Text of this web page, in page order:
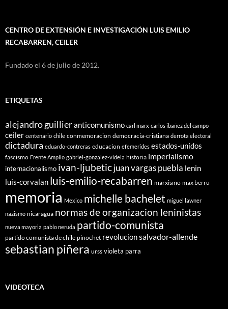
CENTRO DE EXTENSIÓN E INVESTIGACIÓN LUIS EMILIO
RECABARREN, CEILER
Fundado el 6 de julio de 2012.
ETIQUETAS
alejandro guillieranticomunismo carl marx carlos ibañez del campo
ceiler centenario chile conmemoracion democracia-cristiana derrota electoral
dictadura eduardo-contreras educacion efemerides estados-unidos
fascismo Frente Amplio gabriel-gonzalez-videla historia imperialismo
internacionalismo ivan-ljubeticjuan vargas puebla lenin
luis-corvalan luis-emilio-recabarren marxismo max berru
memoria Mexico michelle bachelet miguel lawner
nazismo nicaragua normas de organizacion leninistas
nueva mayoria pablo neruda partido-comunista
partido comunista de chile pinochet revolucionsalvador-allende
sebastian piñera urss violeta parra
VIDEOTECA